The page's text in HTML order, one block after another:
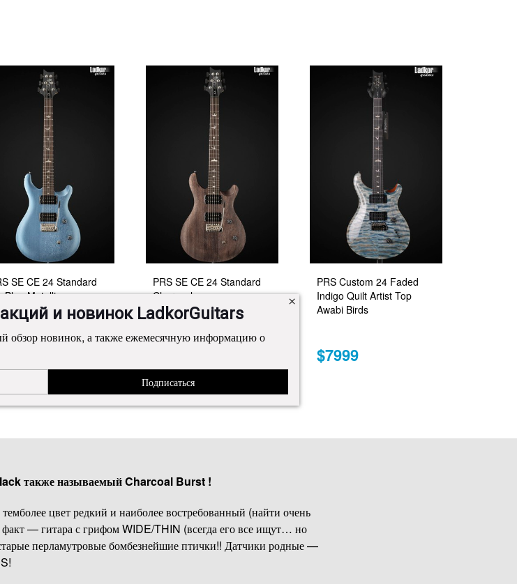
SE CE 24 Standard
Blue Metallic
PRS SE CE 24 Standard
Charcoal
PRS Custom 24 Faded
Indigo Quilt Artist Top
Awabi Birds
$7999
также называемый Charcoal Burst !
цвет редкий и наиболее востребованный (найти очень
— гитара с грифом WIDE/THIN (всегда его все ищут… но
перламутровые бомбезнейшие птички!! Датчики родные —
и новинок LadkorGuitars
обзор новинок, а также ежемесячную информацию о
Подписаться